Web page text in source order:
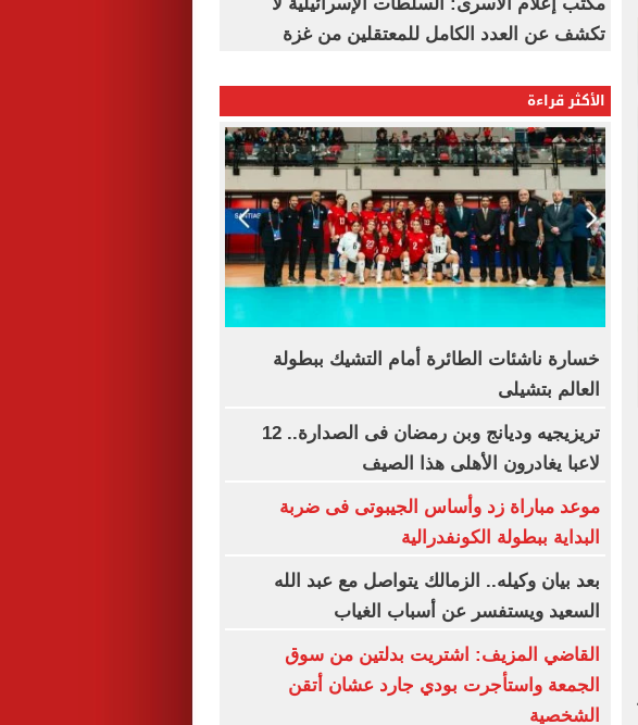
تكشف عن العدد الكامل للمعتقلين من غزة
الأكثر قراءة
خسارة ناشئات الطائرة أمام التشيك ببطولة
العالم بتشيلى
تريزيجيه وديانج وبن رمضان فى الصدارة.. 12
لاعبا يغادرون الأهلى هذا الصيف
موعد مباراة زد وأساس الجيبوتى فى ضربة
البداية ببطولة الكونفدرالية
بعد بيان وكيله.. الزمالك يتواصل مع عبد الله
السعيد ويستفسر عن أسباب الغياب
القاضي المزيف: اشتريت بدلتين من سوق
الجمعة واستأجرت بودي جارد عشان أتقن
الشخصية